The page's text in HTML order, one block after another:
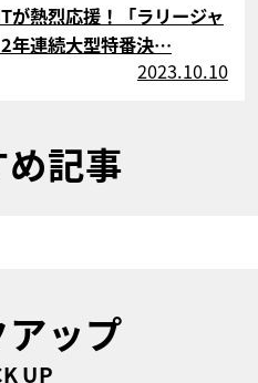
が熱烈応援！「ラリージャ
年連続大型特番決…
2023.10.10
記事
ップ
UP